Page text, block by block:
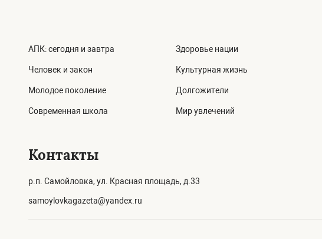
АПК: сегодня и завтра
Человек и закон
Молодое поколение
Современная школа
Здоровье нации
Культурная жизнь
Долгожители
Мир увлечений
Контакты
р.п. Самойловка, ул. Красная площадь, д.33
samoylovkagazeta@yandex.ru